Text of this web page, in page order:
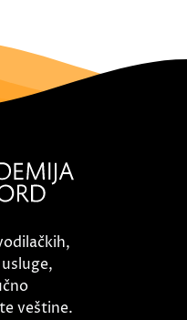
veštine.